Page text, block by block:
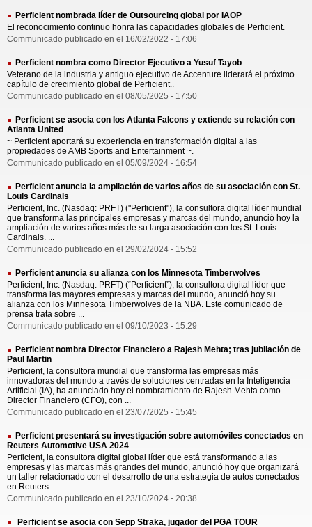
Perficient nombrada líder de Outsourcing global por IAOP
El reconocimiento continuo honra las capacidades globales de Perficient.
Communicado publicado en el 16/02/2022 - 17:06
Perficient nombra como Director Ejecutivo a Yusuf Tayob
Veterano de la industria y antiguo ejecutivo de Accenture liderará el próximo
capítulo de crecimiento global de Perficient..
Communicado publicado en el 08/05/2025 - 17:50
Perficient se asocia con los Atlanta Falcons y extiende su relación con
Atlanta United
~ Perficient aportará su experiencia en transformación digital a las
propiedades de AMB Sports and Entertainment ~.
Communicado publicado en el 05/09/2024 - 16:54
Perficient anuncia la ampliación de varios años de su asociación con St.
Louis Cardinals
Perficient, Inc. (Nasdaq: PRFT) ("Perficient"), la consultora digital líder mundial
que transforma las principales empresas y marcas del mundo, anunció hoy la
ampliación de varios años más de su larga asociación con los St. Louis
Cardinals. ...
Communicado publicado en el 29/02/2024 - 15:52
Perficient anuncia su alianza con los Minnesota Timberwolves
Perficient, Inc. (Nasdaq: PRFT) (“Perficient”), la consultora digital líder que
transforma las mayores empresas y marcas del mundo, anunció hoy su
alianza con los Minnesota Timberwolves de la NBA. Este comunicado de
prensa trata sobre ...
Communicado publicado en el 09/10/2023 - 15:29
Perficient nombra Director Financiero a Rajesh Mehta; tras jubilación de
Paul Martin
Perficient, la consultora mundial que transforma las empresas más
innovadoras del mundo a través de soluciones centradas en la Inteligencia
Artificial (IA), ha anunciado hoy el nombramiento de Rajesh Mehta como
Director Financiero (CFO), con ...
Communicado publicado en el 23/07/2025 - 15:45
Perficient presentará su investigación sobre automóviles conectados en
Reuters Automotive USA 2024
Perficient, la consultora digital global líder que está transformando a las
empresas y las marcas más grandes del mundo, anunció hoy que organizará
un taller relacionado con el desarrollo de una estrategia de autos conectados
en Reuters ...
Communicado publicado en el 23/10/2024 - 20:38
Perficient se asocia con Sepp Straka, jugador del PGA TOUR